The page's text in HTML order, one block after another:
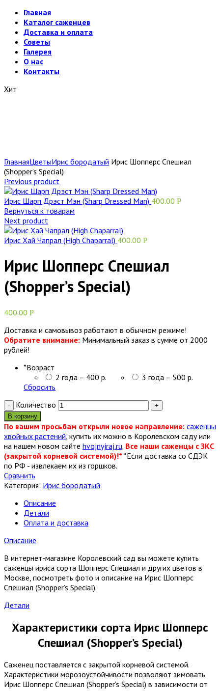
Главная
Каталог саженцев
Доставка и оплата
Советы
Галерея
О нас
Контакты
Хит
ГлавнаяЦветыИрис бородатый Ирис Шопперс Спешиал
(Shopper’s Special)
Previous product
Ирис Шарп Дрэст Мэн (Sharp Dressed Man) 400.00 Р
Вернуться к товарам
Next product
Ирис Хай Чапрал (High Chaparral) 400.00 Р
Ирис Шопперс Спешиал
(Shopper’s Special)
400.00 Р
Доставка и самовывоз работают в обычном режиме!
Обратите внимание: Минимальный заказ в сумме от 2000
рублей!
*Возраст
2 года – 400 р.
3 года – 500 р.
Сбросить
Количество
В корзину
По вашим просьбам открыли новое направление: саженцы
хвойных растений , купить их можно в Королевском саду или
на нашем новом сайте hvojnyjraj.ru. Все наши саженцы с ЗКС
(закрытой корневой системой)!* *Если доставка со СДЭК
по РФ - извлекаем их из горшков.
Сравнить
Категория: Ирис бородатый
Описание
Детали
Оплата и доставка
Описание
В интернет-магазине Королевский сад вы можете купить
саженцы ириса сорта Шопперс Спешиал и других цветов в
Москве, посмотреть фото и описание на Ирис Шопперс
Спешиал (Shopper’s Special).
Детали
Характеристики сорта Ирис Шопперс
Спешиал (Shopper’s Special)
Саженец поставляется с закрытой корневой системой.
Характеристики морозоустойчивости позволяют зимовать
Ирис Шопперс Спешиал (Shopper’s Special) в зависимости от